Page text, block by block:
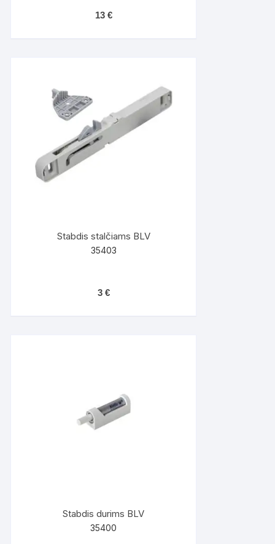
13 €
Stabdis stalčiams BLV
35403
3 €
Stabdis durims BLV
35400